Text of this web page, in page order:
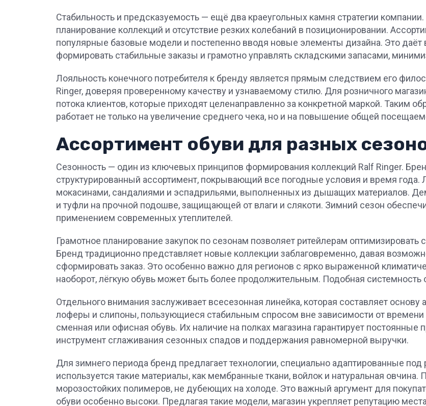
Стабильность и предсказуемость — ещё два краеугольных камня стратегии
планирование коллекций и отсутствие резких колебаний в позиционировании.
популярные базовые модели и постепенно вводя новые элементы дизайна. Это
формировать стабильные заказы и грамотно управлять складскими запасами,
Лояльность конечного потребителя к бренду является прямым следствием его
Ringer, доверяя проверенному качеству и узнаваемому стилю. Для розничного
потока клиентов, которые приходят целенаправленно за конкретной маркой. Таким
работает не только на увеличение среднего чека, но и на повышение общей
Ассортимент обуви для разных
Сезонность — один из ключевых принципов формирования коллекций Ralf Ringer.
структурированный ассортимент, покрывающий все погодные условия и время года.
мокасинами, сандалиями и эспадрильями, выполненных из дышащих материалов.
и туфли на прочной подошве, защищающей от влаги и слякоти. Зимний сезон
применением современных утеплителей.
Грамотное планирование закупок по сезонам позволяет ритейлерам
Бренд традиционно представляет новые коллекции заблаговременно, давая
сформировать заказ. Это особенно важно для регионов с ярко выраженной
наоборот, лёгкую обувь может быть более продолжительным. Подобная системность
Отдельного внимания заслуживает всесезонная линейка, которая составляет
лоферы и слипоны, пользующиеся стабильным спросом вне зависимости от времени
сменная или офисная обувь. Их наличие на полках магазина гарантирует
инструмент сглаживания сезонных спадов и поддержания равномерной выручки.
Для зимнего периода бренд предлагает технологии, специально адаптированные
используется такие материалы, как мембранные ткани, войлок и натуральная
морозостойких полимеров, не дубеющих на холоде. Это важный аргумент для
обуви особенно высоки. Предлагая такие модели, магазин укрепляет репутацию